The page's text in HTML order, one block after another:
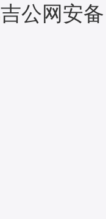
吉公网安备